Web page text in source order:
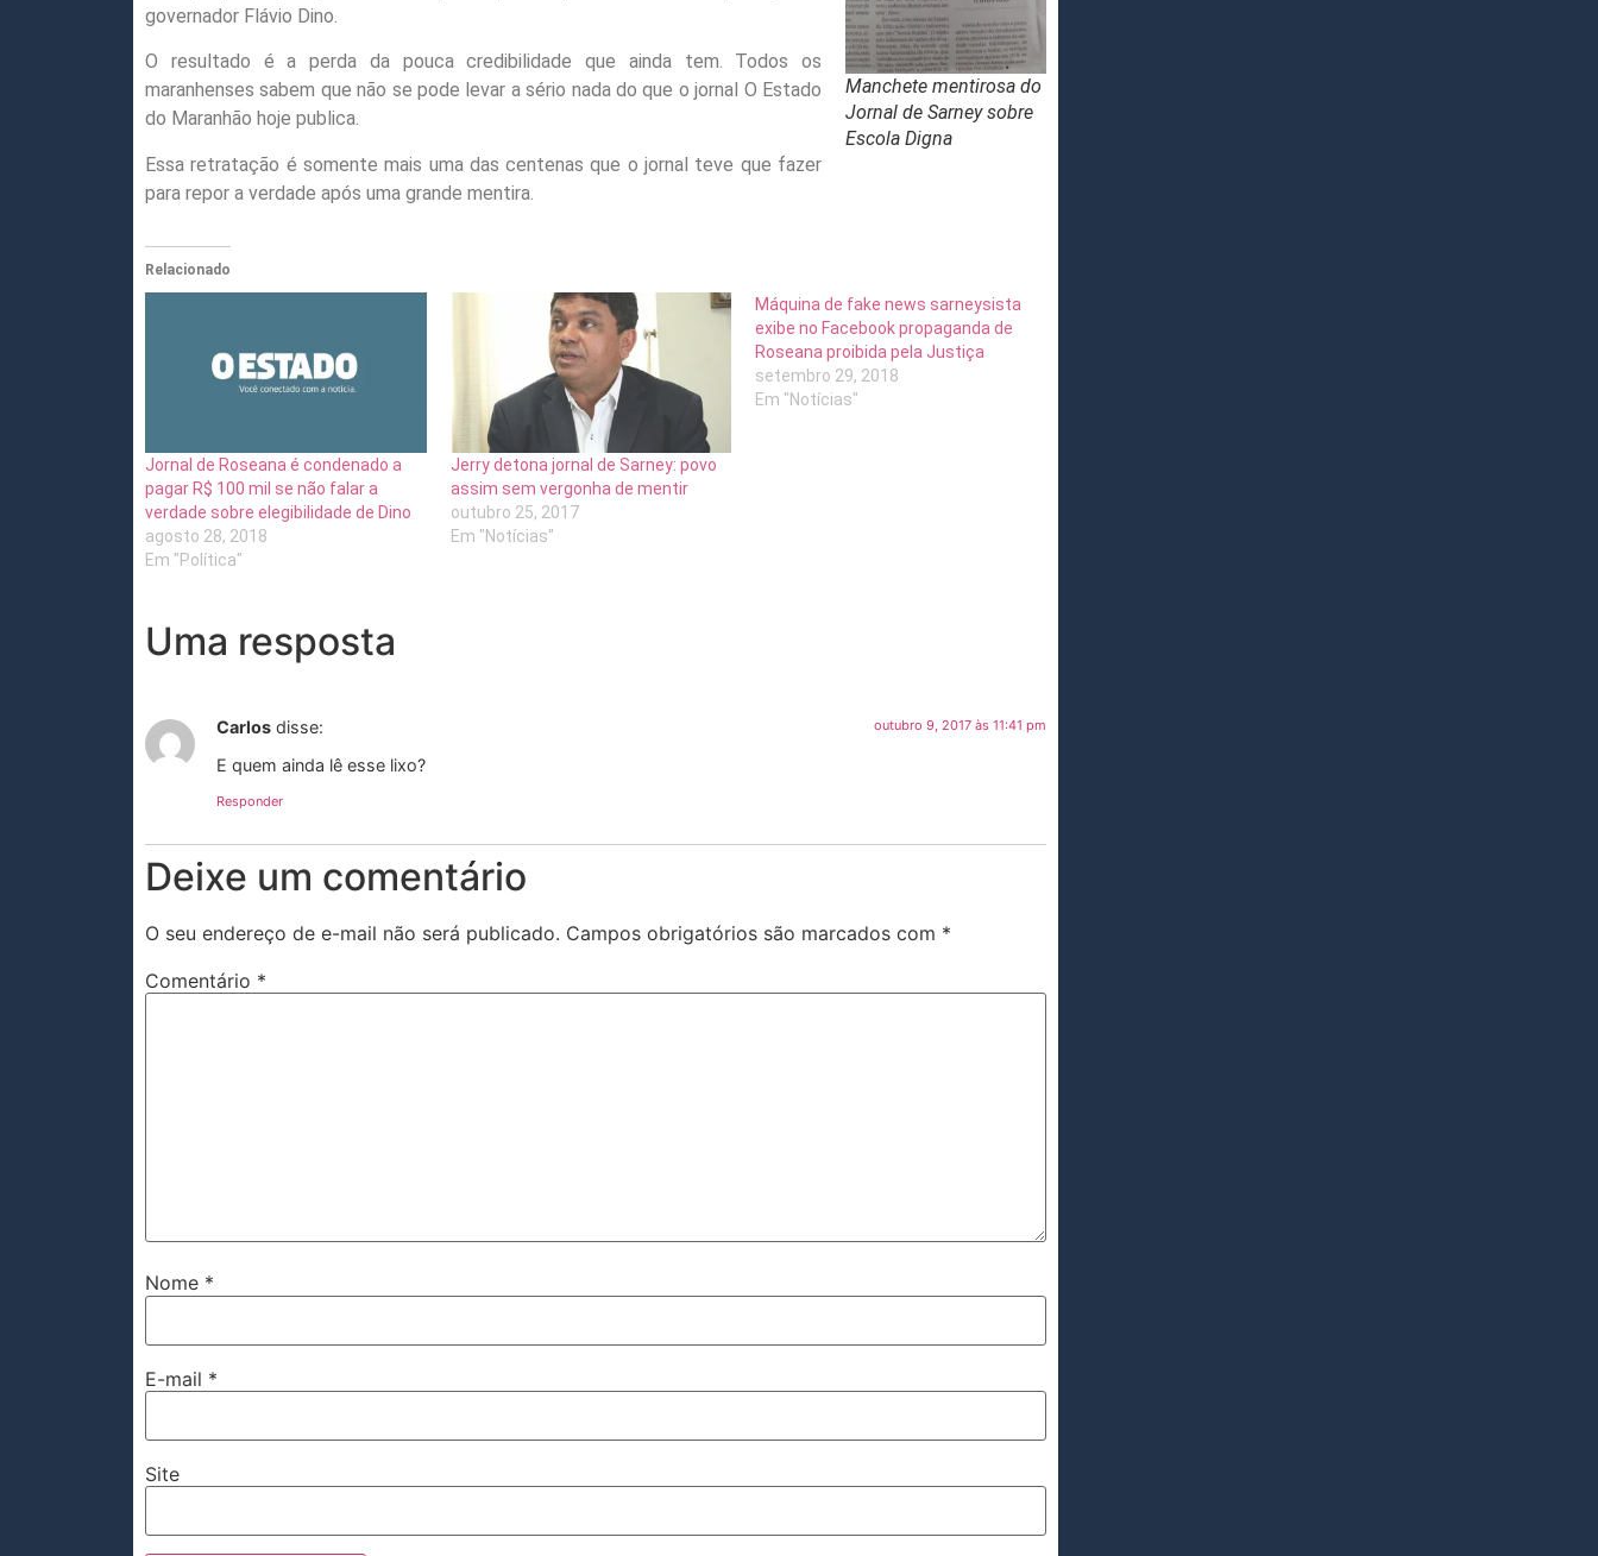
Manchete mentirosa do
Jornal de Sarney sobre
Escola Digna
governador Flávio Dino.
O resultado é a perda da pouca credibilidade que ainda tem. Todos os
maranhenses sabem que não se pode levar a sério nada do que o jornal O Estado
do Maranhão hoje publica.
Essa retratação é somente mais uma das centenas que o jornal teve que fazer
para repor a verdade após uma grande mentira.
Relacionado
Jornal de Roseana é condenado a
pagar R$ 100 mil se não falar a
verdade sobre elegibilidade de Dino
agosto 28, 2018
Em "Política"
Jerry detona jornal de Sarney: povo
assim sem vergonha de mentir
outubro 25, 2017
Em "Notícias"
Máquina de fake news sarneysista
exibe no Facebook propaganda de
Roseana proibida pela Justiça
setembro 29, 2018
Em "Notícias"
Uma resposta
Carlos disse: outubro 9, 2017 às 11:41 pm
E quem ainda lê esse lixo?
Responder
Deixe um comentário
O seu endereço de e-mail não será publicado. Campos obrigatórios são marcados com *
Comentário *
Nome *
E-mail *
Site